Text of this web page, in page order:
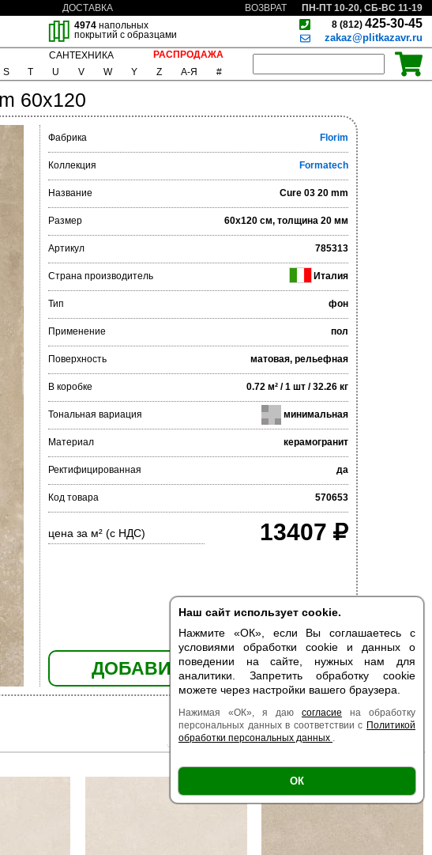
Наш сайт использует cookie.
Нажмите «ОК», если Вы соглашаетесь с
условиями обработки cookie и данных о
поведении на сайте, нужных нам для
аналитики. Запретить обработку cookie
можете через настройки вашего браузера.
Нажимая «ОК», я даю согласие на обработку
персональных данных в соответствии с Политикой
обработки персональных данных .
ОК
ДОСТАВКА ВОЗВРАТ
ПН-ПТ 10-20, СБ-ВС 11-19
4974напольных
покрытий с образцами
8 (812) 425-30-45
zakaz@plitkazavr.ru
САНТЕХНИКА
РАСПРОДАЖА
S T U V W Y Z А-Я #
60x120
Фабрика Florim
Коллекция Formatech
Название Cure 03 20 mm
Размер 60x120 см, толщина 20 мм
Артикул 785313
Страна производитель Италия
Тип фон
Применение пол
Поверхность матовая, рельефная
В коробке 0.72 м² / 1 шт / 32.26 кг
Тональная вариация минимальная
Материал керамогранит
Ректифицированная да
Код товара 570653
цена за м² (с НДС) 13407
ДОБАВИТЬ В КОРЗИНУ
Есть образец | Поверхность |